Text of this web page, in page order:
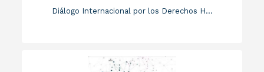
Diálogo Internacional por los Derechos H...